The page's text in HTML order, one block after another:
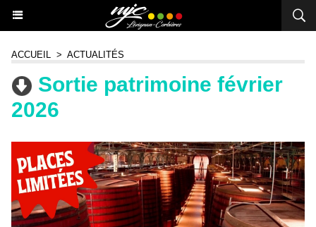
ACCUEIL > ACTUALITÉS
Sortie patrimoine février
2026